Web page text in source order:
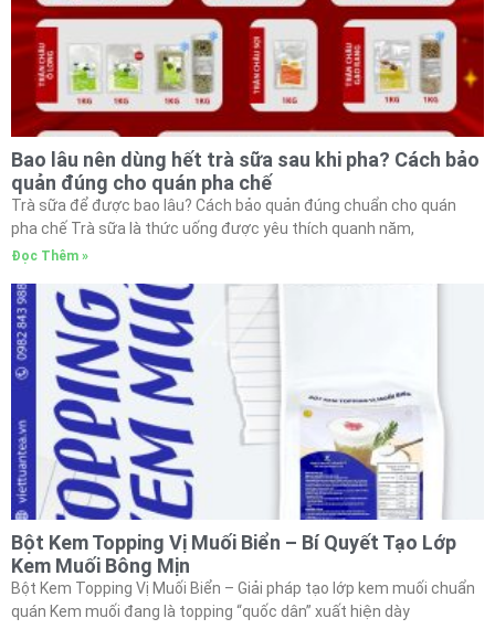
Bao lâu nên dùng hết trà sữa sau khi pha? Cách bảo
quản đúng cho quán pha chế
Trà sữa để được bao lâu? Cách bảo quản đúng chuẩn cho quán
pha chế Trà sữa là thức uống được yêu thích quanh năm,
Đọc Thêm »
Bột Kem Topping Vị Muối Biển – Bí Quyết Tạo Lớp
Kem Muối Bông Mịn
Bột Kem Topping Vị Muối Biển – Giải pháp tạo lớp kem muối chuẩn
quán Kem muối đang là topping “quốc dân” xuất hiện dày